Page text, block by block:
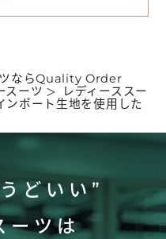
ツならQuality Order
スーツ
レディーススー
ンポート生地を使用した
どいい”
ーツは